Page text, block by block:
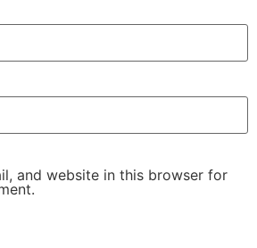
and website in this browser for